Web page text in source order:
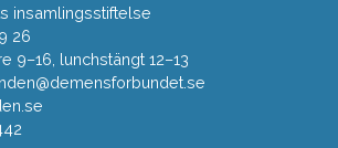
insamlingsstiftelse
26
9–16, lunchstängt 12–13